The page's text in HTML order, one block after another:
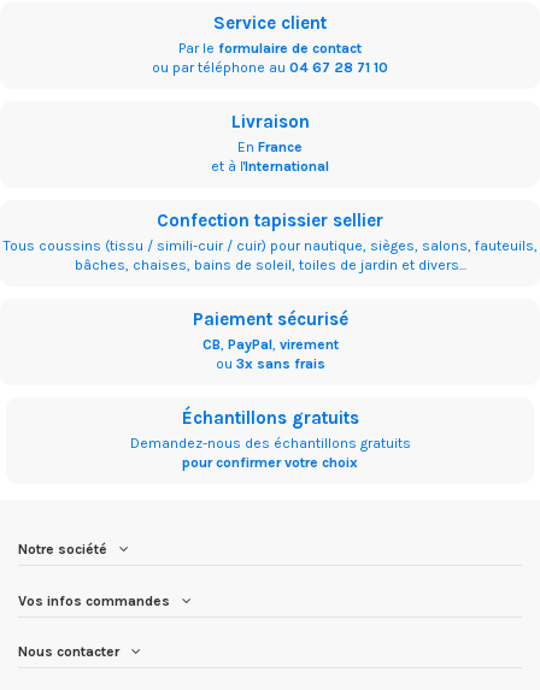
Service client
Par le formulaire de contact
ou par téléphone au 04 67 28 71 10
Livraison
En France
et à l'International
Confection tapissier sellier
Tous coussins (tissu / simili-cuir / cuir) pour nautique, sièges, salons, fauteuils,
bâches, chaises, bains de soleil, toiles de jardin et divers...
Paiement sécurisé
CB PayPal, virement
ou 3x sans frais
Échantillons gratuits
Demandez-nous des échantillons gratuits
pour confirmer votre choix
Notre société
Vos infos commandes
Nous contacter